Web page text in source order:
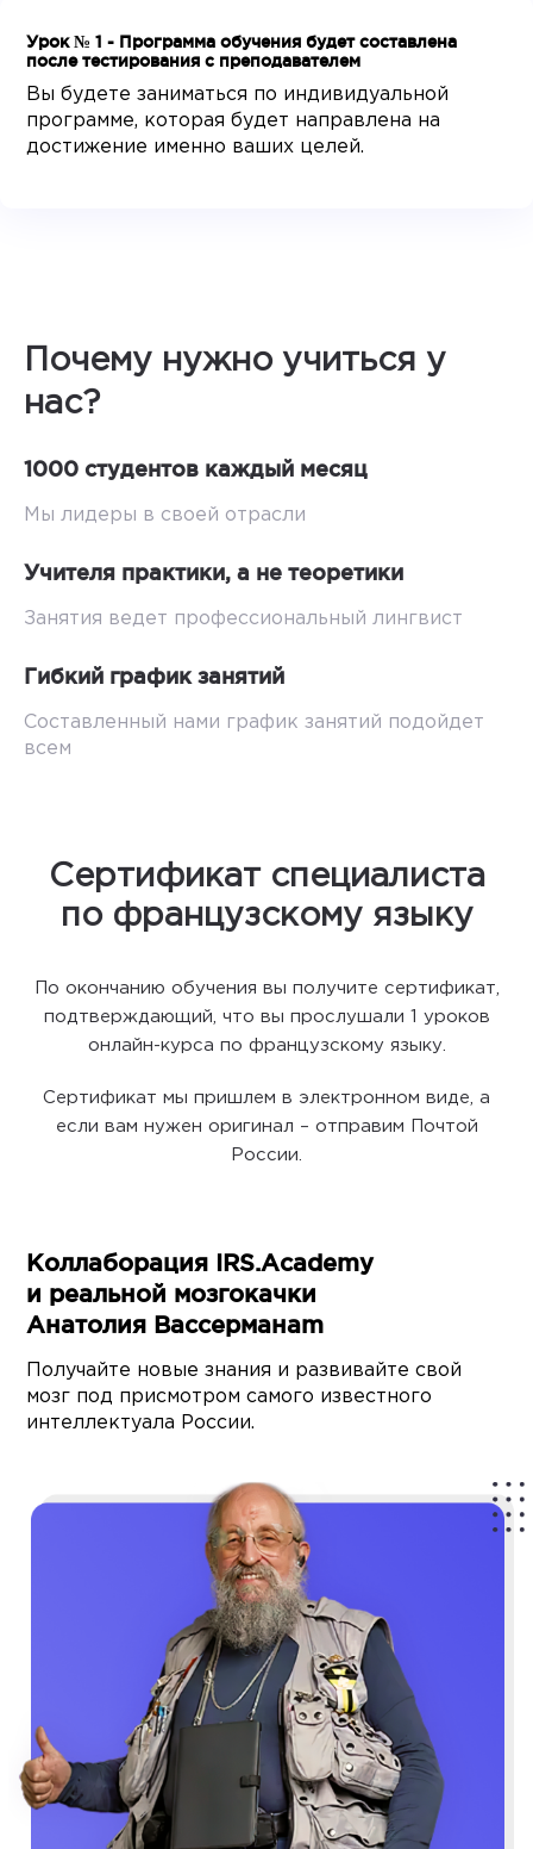
Урок № 1 - Программа обучения будет составлена
после тестирования с преподавателем
Вы будете заниматься по индивидуальной
программе, которая будет направлена на
достижение именно ваших целей.
Почему нужно учиться у
нас?
1000 студентов каждый месяц
Мы лидеры в своей отрасли
Учителя практики, а не теоретики
Занятия ведет профессиональный лингвист
Гибкий график занятий
Составленный нами график занятий подойдет
всем
Сертификат специалиста
по французскому языку
По окончанию обучения вы получите сертификат,
подтверждающий, что вы прослушали 1 уроков
онлайн-курса по французскому языку.
Сертификат мы пришлем в электронном виде, а
если вам нужен оригинал – отправим Почтой
России.
Коллаборация IRS.Academy
и реальной мозгокачки
Анатолия Вассерманаm
Получайте новые знания и развивайте свой
мозг под присмотром самого известного
интеллектуала России.